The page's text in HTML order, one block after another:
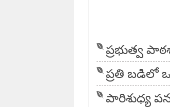
ప్రభుత్వ
ప్రతి
పారిశుధ్య